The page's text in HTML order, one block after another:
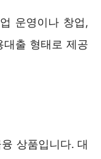
운영이나 창업,
출 형태로 제공
상품입니다. 대